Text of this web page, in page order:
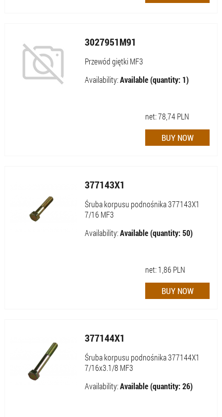
3027951M91
Przewód giętki MF3
Availability:Available (quantity: 1)
net:78,74PLN
377143X1
Śruba korpusu podnośnika 377143X1
7/16 MF3
Availability:Available (quantity: 50)
net: 1,86 PLN
377144X1
Śruba korpusu podnośnika 377144X1
7/16x3.1/8 MF3
Availability:Available (quantity: 26)